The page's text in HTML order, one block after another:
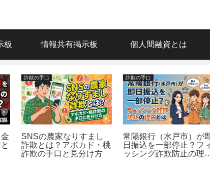
板 情報共有掲示板 個人間融資とは
詐欺の手口
SNSの農家なりすまし
詐欺とは？アボカド・桃
詐欺の手口と見分け方
詐欺の手口
常陽銀行（水戸市）が即
日振込を一部停止？フィ
ッシング詐欺防止の理由